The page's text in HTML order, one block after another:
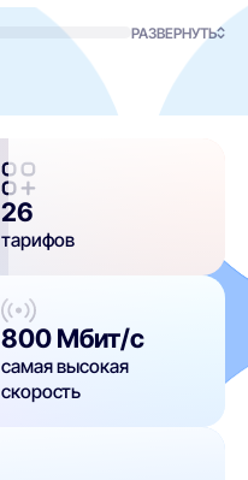
РАЗВЕРНУТЬ
26
тарифов
800 Мбит/с
самая высокая
скорость